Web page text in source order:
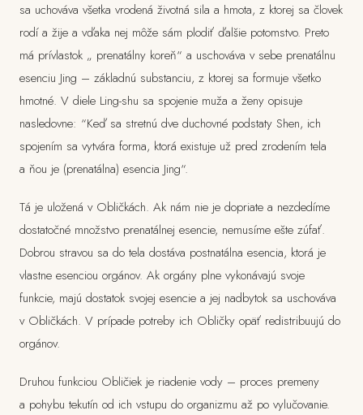
sa uchováva všetka vrodená životná sila a hmota, z ktorej sa človek
rodí a žije a vďaka nej môže sám plodiť ďalšie potomstvo. Preto
má prívlastok „ prenatálny koreň“ a uschováva v sebe prenatálnu
esenciu Jing – základnú substanciu, z ktorej sa formuje všetko
hmotné. V diele Ling-shu sa spojenie muža a ženy opisuje
nasledovne: “Keď sa stretnú dve duchovné podstaty Shen, ich
spojením sa vytvára forma, ktorá existuje už pred zrodením tela
a ňou je (prenatálna) esencia Jing“.
Tá je uložená v Obličkách. Ak nám nie je dopriate a nezdedíme
dostatočné množstvo prenatálnej esencie, nemusíme ešte zúfať.
Dobrou stravou sa do tela dostáva postnatálna esencia, ktorá je
vlastne esenciou orgánov. Ak orgány plne vykonávajú svoje
funkcie, majú dostatok svojej esencie a jej nadbytok sa uschováva
v Obličkách. V prípade potreby ich Obličky opäť redistribuujú do
orgánov.
Druhou funkciou Obličiek je riadenie vody – proces premeny
a pohybu tekutín od ich vstupu do organizmu až po vylučovanie.